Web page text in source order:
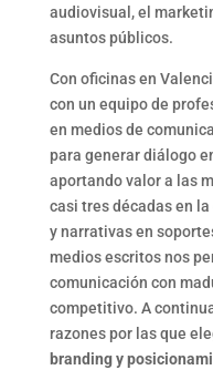
audiovisual, el
asuntos públicos.
Con oficinas en
con un equipo de
en medios de
para generar diálogo
aportando valor a las
casi tres décadas en
y narrativas en
medios escritos nos
comunicación con
competitivo. A
razones por las que
branding y